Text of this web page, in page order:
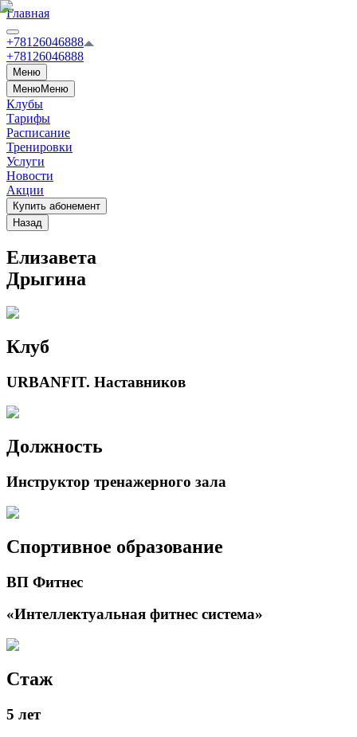
Главная
+78126046888
+78126046888
Меню
МенюМеню
Клубы
Тарифы
Расписание
Тренировки
Услуги
Новости
Акции
Купить абонемент
Назад
Елизавета
Дрыгина
Клуб
URBANFIT. Наставников
Должность
Инструктор тренажерного зала
Спортивное образование
ВП Фитнес
«Интеллектуальная фитнес система»
Стаж
5 лет